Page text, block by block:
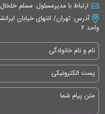
ارتباط با مدیرمسئول: مسلم خلخال
واحد ۲